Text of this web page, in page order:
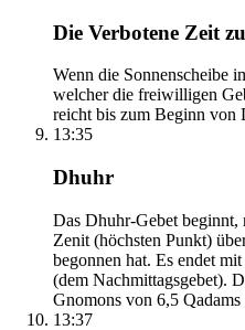
Die Verbotene Zeit
Wenn die Sonnenscheibe
welcher die freiwilligen
reicht bis zum Beginn von
13:35
Dhuhr
Das Dhuhr-Gebet beginnt,
Zenit (höchsten Punkt)
begonnen hat. Es endet
(dem Nachmittagsgebet).
Gnomons von 6,5 Qadams
13:37